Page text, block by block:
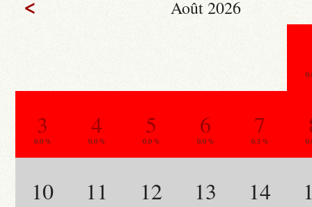
Août 2026
3
0.0 %
4
0.0 %
5
0.0 %
6
0.0 %
7
0.3 %
10 11 12 13 14